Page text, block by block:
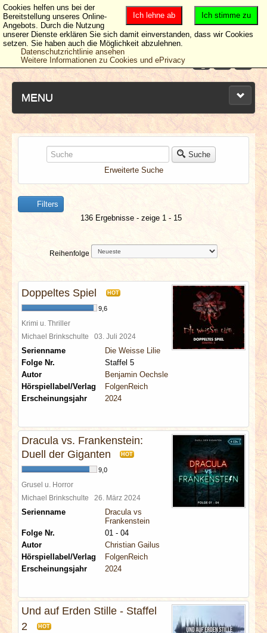
MENU
NEUESTE ARTIKEL
NEWS & DATES
BERICHTE
VERLOSUNGEN
SPECIALS
REDAKTION
LINKS
ARCHIV
Suche
Erweiterte Suche
Filters
136 Ergebnisse - zeige 1 - 15
Reihenfolge
Doppeltes Spiel HOT
9,6
Krimi u. Thriller
Michael Brinkschulte 03. Juli 2024
Serienname
Die Weisse Lilie
Folge Nr.
Staffel 5
Autor
Benjamin Oechsle
Hörspiellabel/Verlag
FolgenReich
Erscheinungsjahr
2024
Dracula vs. Frankenstein:
Duell der Giganten
HOT
9,0
Grusel u. Horror
Michael Brinkschulte 26. März 2024
Serienname
Dracula vs
Frankenstein
Folge Nr.
01 - 04
Autor
Christian Gailus
Hörspiellabel/Verlag
FolgenReich
Erscheinungsjahr
2024
Und auf Erden Stille - Staffel
2
HOT
Ich stimme zu
Ich lehne ab
Cookies helfen uns bei der
Bereitstellung unseres Online-
Angebots. Durch die Nutzung
unserer Dienste erklären Sie sich damit einverstanden, dass wir Cookies
setzen. Sie haben auch die Möglichkeit abzulehnen.
Datenschutzrichtlinie ansehen
Weitere Informationen zu Cookies und ePrivacy